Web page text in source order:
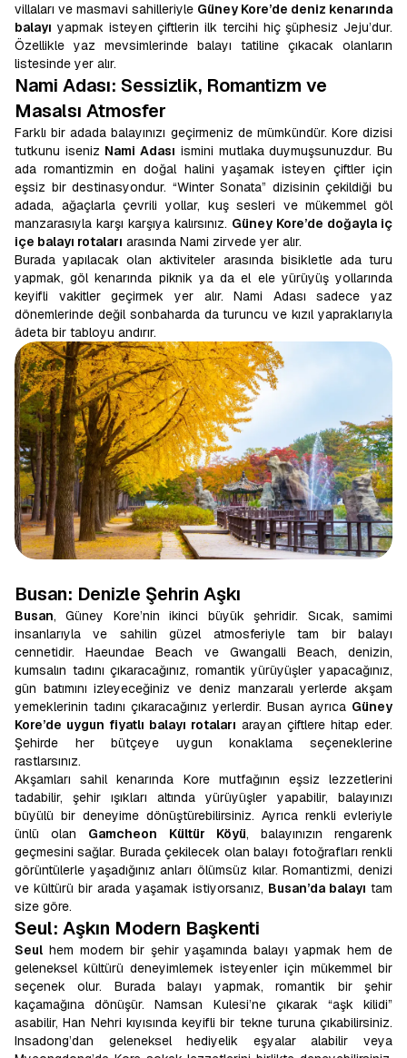
villaları ve masmavi sahilleriyle Güney Kore’de deniz kenarında
balayı yapmak isteyen çiftlerin ilk tercihi hiç şüphesiz Jeju’dur.
Özellikle yaz mevsimlerinde balayı tatiline çıkacak olanların
listesinde yer alır.
Nami Adası: Sessizlik, Romantizm ve
Masalsı Atmosfer
Farklı bir adada balayınızı geçirmeniz de mümkündür. Kore dizisi
tutkunu iseniz Nami Adası ismini mutlaka duymuşsunuzdur. Bu
ada romantizmin en doğal halini yaşamak isteyen çiftler için
eşsiz bir destinasyondur. “Winter Sonata” dizisinin çekildiği bu
adada, ağaçlarla çevrili yollar, kuş sesleri ve mükemmel göl
manzarasıyla karşı karşıya kalırsınız. Güney Kore’de doğayla iç
içe balayı rotaları arasında Nami zirvede yer alır.
Burada yapılacak olan aktiviteler arasında bisikletle ada turu
yapmak, göl kenarında piknik ya da el ele yürüyüş yollarında
keyifli vakitler geçirmek yer alır. Nami Adası sadece yaz
dönemlerinde değil sonbaharda da turuncu ve kızıl yapraklarıyla
âdeta bir tabloyu andırır.
Busan: Denizle Şehrin Aşkı
Busan, Güney Kore’nin ikinci büyük şehridir. Sıcak, samimi
insanlarıyla ve sahilin güzel atmosferiyle tam bir balayı
cennetidir. Haeundae Beach ve Gwangalli Beach, denizin,
kumsalın tadını çıkaracağınız, romantik yürüyüşler yapacağınız,
gün batımını izleyeceğiniz ve deniz manzaralı yerlerde akşam
yemeklerinin tadını çıkaracağınız yerlerdir. Busan ayrıca Güney
Kore’de uygun fiyatlı balayı rotaları arayan çiftlere hitap eder.
Şehirde her bütçeye uygun konaklama seçeneklerine
rastlarsınız.
Akşamları sahil kenarında Kore mutfağının eşsiz lezzetlerini
tadabilir, şehir ışıkları altında yürüyüşler yapabilir, balayınızı
büyülü bir deneyime dönüştürebilirsiniz. Ayrıca renkli evleriyle
ünlü olan Gamcheon Kültür Köyü, balayınızın rengarenk
geçmesini sağlar. Burada çekilecek olan balayı fotoğrafları renkli
görüntülerle yaşadığınız anları ölümsüz kılar. Romantizmi, denizi
ve kültürü bir arada yaşamak istiyorsanız, Busan’da balayı tam
size göre.
Seul: Aşkın Modern Başkenti
Seul hem modern bir şehir yaşamında balayı yapmak hem de
geleneksel kültürü deneyimlemek isteyenler için mükemmel bir
seçenek olur. Burada balayı yapmak, romantik bir şehir
kaçamağına dönüşür. Namsan Kulesi’ne çıkarak “aşk kilidi”
asabilir, Han Nehri kıyısında keyifli bir tekne turuna çıkabilirsiniz.
Insadong’dan geleneksel hediyelik eşyalar alabilir veya